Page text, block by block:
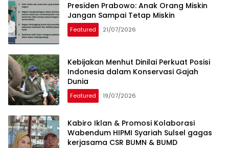
Presiden Prabowo: Anak Orang Miskin
Jangan Sampai Tetap Miskin
Featured 21/07/2026
Kebijakan Menhut Dinilai Perkuat Posisi
Indonesia dalam Konservasi Gajah
Dunia
Featured 19/07/2026
Kabiro Iklan & Promosi Kolaborasi
Wabendum HIPMI Syariah Sulsel gagas
kerjasama CSR BUMN & BUMD